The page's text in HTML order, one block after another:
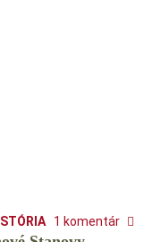
1 komentár